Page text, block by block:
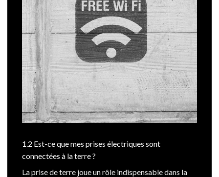
1.2 Est-ce que mes prises électriques sont
connectées à la terre ?
La prise de terre joue un rôle indispensable dans la